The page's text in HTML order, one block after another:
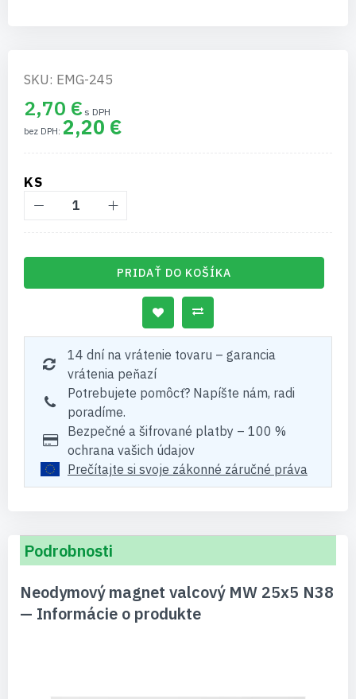
SKU: EMG-245
2,70 €
2,20 €
KS
PRIDAŤ DO KOŠÍKA
14 dní na vrátenie tovaru – garancia
vrátenia peňazí
Potrebujete pomôcť? Napíšte nám, radi
poradíme.
Bezpečné a šifrované platby – 100 %
ochrana vašich údajov
Prečítajte si svoje zákonné záručné práva
Podrobnosti
Neodymový magnet valcový MW 25x5 N38
— Informácie o produkte